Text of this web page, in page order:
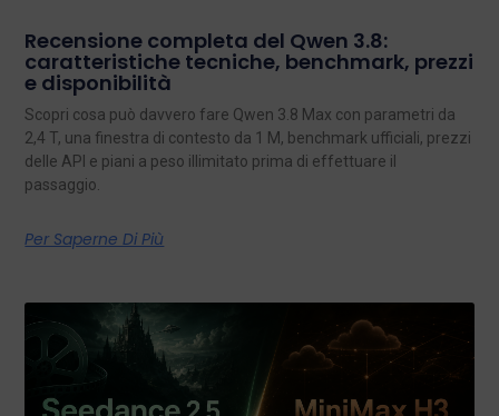
Recensione completa del Qwen 3.8:
caratteristiche tecniche, benchmark, prezzi
e disponibilità
Scopri cosa può davvero fare Qwen 3.8 Max con parametri da
2,4 T, una finestra di contesto da 1 M, benchmark ufficiali, prezzi
delle API e piani a peso illimitato prima di effettuare il
passaggio.
Per Saperne Di Più